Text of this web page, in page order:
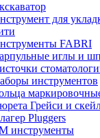
для
FABRI
иглы и
инструментов
Грейси и
Pluggers
инструменты